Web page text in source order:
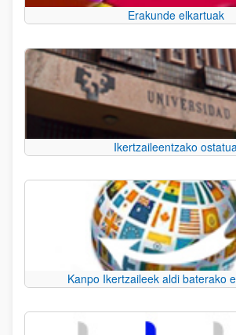
Erakunde elkartuak
Ikertzaileentzako ostatua
Kanpo Ikertzaileek aldi baterako